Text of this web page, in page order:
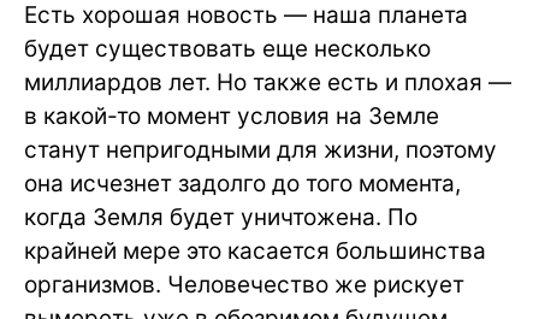
Есть хорошая новость — наша планета
будет существовать еще несколько
миллиардов лет. Но также есть и плохая —
в какой-то момент условия на Земле
станут непригодными для жизни, поэтому
она исчезнет задолго до того момента,
когда Земля будет уничтожена. По
крайней мере это касается большинства
организмов. Человечество же рискует